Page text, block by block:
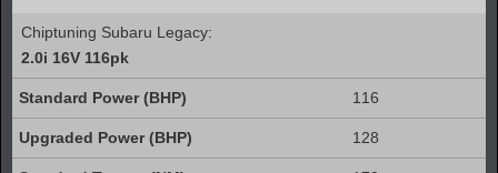
Chiptuning Subaru Legacy:
2.0i 16V 116pk
116
128